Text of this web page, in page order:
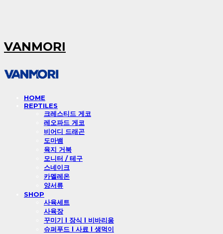
VANMORI
HOME
REPTILES
크레스티드 게코
레오파드 게코
비어디 드래곤
도마뱀
육지 거북
모니터 / 테구
스네이크
카멜레온
양서류
SHOP
사육세트
사육장
꾸미기 l 장식 l 비바리움
슈퍼푸드 l 사료 l 생먹이